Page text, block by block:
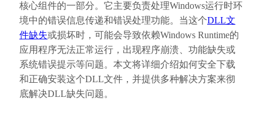
核心组件的一部分。它主要负责处理Windows运行时环
境中的错误信息传递和错误处理功能。当这个DLL文
件缺失或损坏时，可能会导致依赖Windows Runtime的
应用程序无法正常运行，出现程序崩溃、功能缺失或
系统错误提示等问题。本文将详细介绍如何安全下载
和正确安装这个DLL文件，并提供多种解决方案来彻
底解决DLL缺失问题。